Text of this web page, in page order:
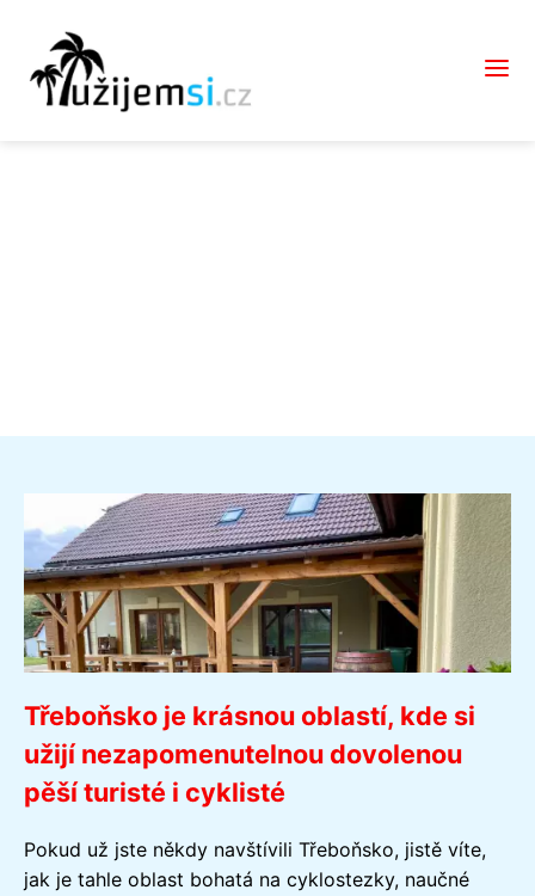
Třeboňsko je krásnou oblastí, kde si
užijí nezapomenutelnou dovolenou
pěší turisté i cyklisté
Pokud už jste někdy navštívili Třeboňsko, jistě víte,
jak je tahle oblast bohatá na cyklostezky, naučné